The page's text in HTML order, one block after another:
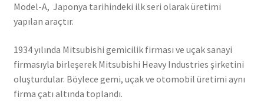
Model-A, Japonya tarihindeki ilk seri olarak üretimi
yapılan araçtır.
1934 yılında Mitsubishi gemicilik firması ve uçak sanayi
firmasıyla birleşerek Mitsubishi Heavy Industries şirketini
oluşturdular. Böylece gemi, uçak ve otomobil üretimi aynı
firma çatı altında toplandı.